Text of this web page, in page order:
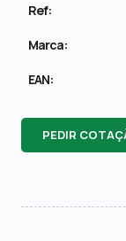
Ref:
Marca:
EAN:
PEDIR